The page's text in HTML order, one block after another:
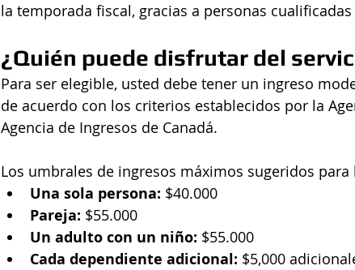
la temporada fiscal, gracias a personas
¿Quién puede disfrutar del
Para ser elegible, usted debe tener un ingreso
de acuerdo con los criterios establecidos por la
Agencia de Ingresos de Canadá.
Los umbrales de ingresos máximos sugeridos
Una sola persona: $40.000
Pareja: $55.000
Un adulto con un niño: $55.000
Cada dependiente adicional: $5,000